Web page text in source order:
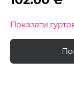
Показати